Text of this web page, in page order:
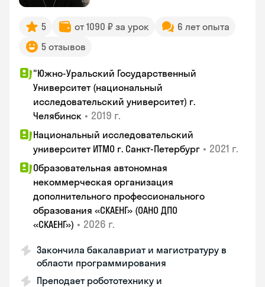
5 от 1090 ₽ за урок
6 лет опыта
5 отзывов
"Южно-Уральский Государственный
Университет (национальный
исследовательский университет) г.
Челябинск • 2019 г.
Национальный исследовательский
университет ИТМО г. Санкт-Петербург • 2021 г.
Образовательная автономная
некоммерческая организация
дополнительного профессионального
образования «СКАЕНГ» (ОАНО ДПО
«СКАЕНГ») • 2026 г.
Закончила бакалавриат и магистратуру в
области программирования
Преподает робототехнику и